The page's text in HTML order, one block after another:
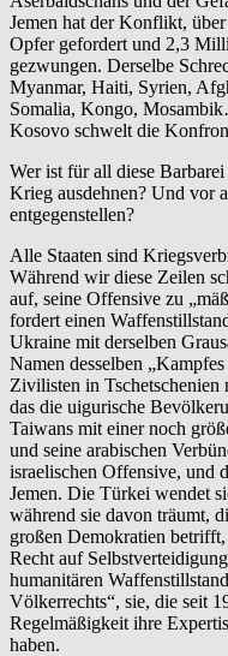
Jemen hat der Konflikt,
Opfer gefordert und 2,3
gezwungen. Derselbe
Myanmar, Haiti, Syrien,
Somalia, Kongo,
Kosovo schwelt die
Wer ist für all diese
Krieg ausdehnen? Und vor
entgegenstellen?
Alle Staaten sind
Während wir diese Zeilen
auf, seine Offensive zu
fordert einen
Ukraine mit derselben
Namen desselben
Zivilisten in Tschetschenien
das die uigurische
Taiwans mit einer noch
und seine arabischen
israelischen Offensive, und
Jemen. Die Türkei wendet
während sie davon träumt,
großen Demokratien
Recht auf
humanitären
Völkerrechts“, sie, die seit
Regelmäßigkeit ihre
haben.